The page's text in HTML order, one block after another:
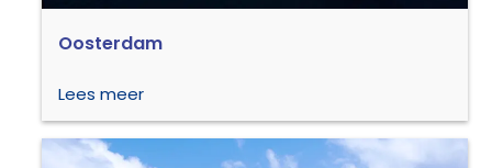
Oosterdam
Lees meer